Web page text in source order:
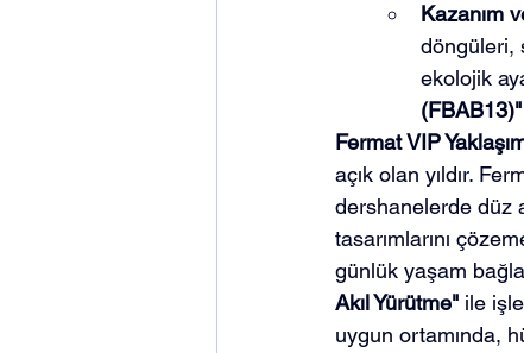
Kazanım
döngüleri,
ekolojik
(FBAB13)"
Fermat VIP
açık olan yıldır.
dershanelerde düz
tasarımlarını
günlük yaşam
Akıl Yürütme" ile
uygun ortamında,